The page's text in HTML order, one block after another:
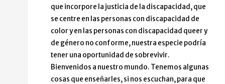
que incorpore la justicia de la discapacidad, que
se centre en las personas con discapacidad de
color y en las personas con discapacidad queer y
de género no conforme, nuestra especie podría
tener una oportunidad de sobrevivir.
Bienvenidos a nuestro mundo. Tenemos algunas
cosas que enseñarles, si nos escuchan, para que